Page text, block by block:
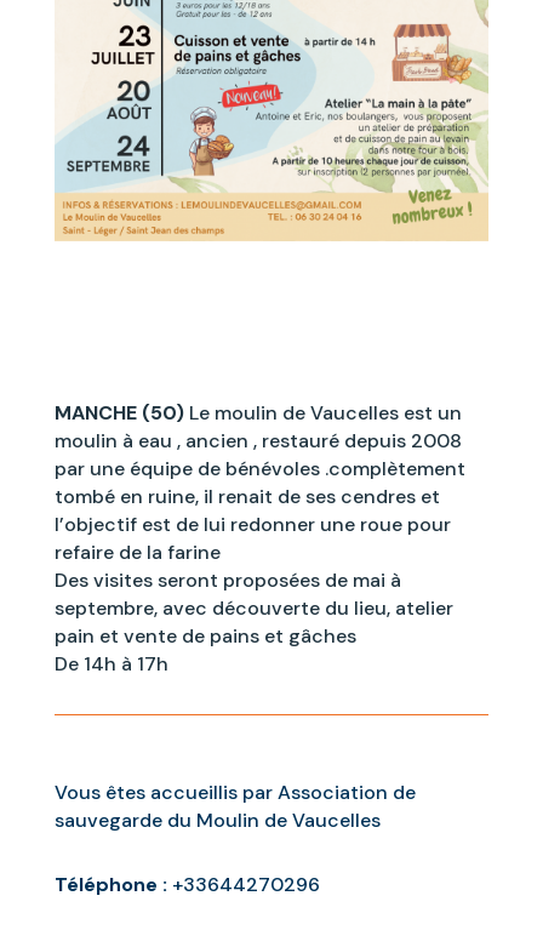
MANCHE (50)Le moulin de Vaucelles est un
moulin à eau , ancien , restauré depuis 2008
par une équipe de bénévoles .complètement
tombé en ruine, il renait de ses cendres et
l’objectif est de lui redonner une roue pour
refaire de la farine
Des visites seront proposées de mai à
septembre, avec découverte du lieu, atelier
pain et vente de pains et gâches
De 14h à 17h
Vous êtes accueillis par Association de
sauvegarde du Moulin de Vaucelles
Téléphone : +33644270296